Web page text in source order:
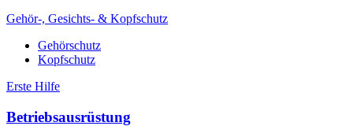
Gehör-, Gesichts- & Kopfschutz
Gehörschutz
Kopfschutz
Erste Hilfe
Betriebsausrüstung